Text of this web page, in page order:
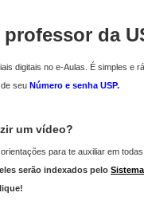
professor da
digitais no e-Aulas. É simples e
seu Número e senha USP.
um vídeo?
para te auxiliar em
serão indexados pelo